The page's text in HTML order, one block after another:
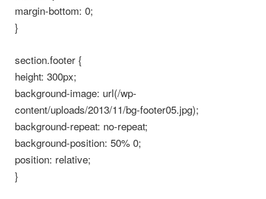
margin-bottom: 0;
}
section.footer {
height: 300px;
background-image: url(/wp-
content/uploads/2013/11/bg-footer05.jpg);
background-repeat: no-repeat;
background-position: 50% 0;
position: relative;
}